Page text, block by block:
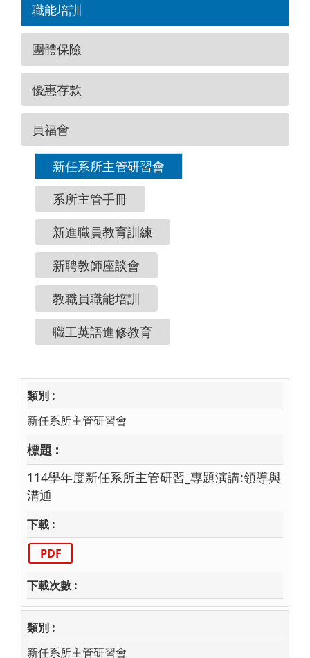
職能培訓
團體保險
優惠存款
員福會
新任系所主管研習會
系所主管手冊
新進職員教育訓練
新聘教師座談會
教職員職能培訓
職工英語進修教育
新任系所主管研習會
114學年度新任系所主管研習_專題演講:領導與
溝通
PDF
新任系所主管研習會